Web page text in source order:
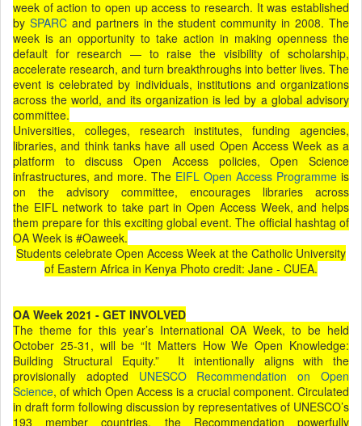
week of action to open up access to research. It was established
by SPARCand partners in the student community in 2008. The
week is an opportunity to take action in making openness the
default for research — to raise the visibility of scholarship,
accelerate research, and turn breakthroughs into better lives. The
event is celebrated by individuals, institutions and organizations
across the world, and its organization is led by a global advisory
committee.
Universities, colleges, research institutes, funding agencies,
libraries, and think tanks have all used Open Access Week as a
platform to discuss Open Access policies, Open Science
infrastructures, and more. The EIFL Open Access Programme is
on the advisory committee, encourages libraries across
the EIFL network to take part in Open Access Week, and helps
them prepare for this exciting global event. The official hashtag of
OA Week is #Oaweek.
Students celebrate Open Access Week at the Catholic University
of Eastern Africa in Kenya Photo credit: Jane - CUEA.
OA Week 2021 - GET INVOLVED
The theme for this year’s International OA Week, to be held
October 25-31, will be “It Matters How We Open Knowledge:
Building Structural Equity.” It intentionally aligns with the
provisionally adopted UNESCO Recommendation on Open
Science, of which Open Access is a crucial component. Circulated
in draft form following discussion by representatives of UNESCO’s
193 member countries, the Recommendation powerfully